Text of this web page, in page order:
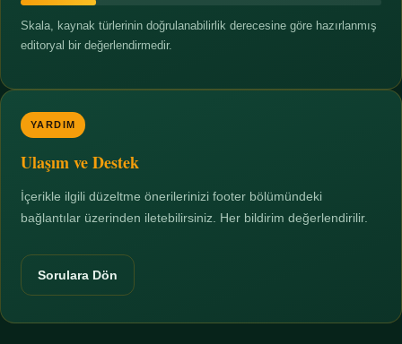
Skala, kaynak türlerinin doğrulanabilirlik derecesine göre hazırlanmış
editoryal bir değerlendirmedir.
YARDIM
Ulaşım ve Destek
İçerikle ilgili düzeltme önerilerinizi footer bölümündeki
bağlantılar üzerinden iletebilirsiniz. Her bildirim değerlendirilir.
Sorulara Dön